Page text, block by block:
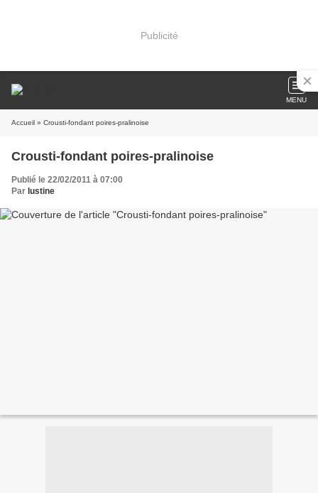
Publicité
MENU
Accueil » Crousti-fondant poires-pralinoise
Crousti-fondant poires-pralinoise
Publié le 22/02/2011 à 07:00
Par lustine